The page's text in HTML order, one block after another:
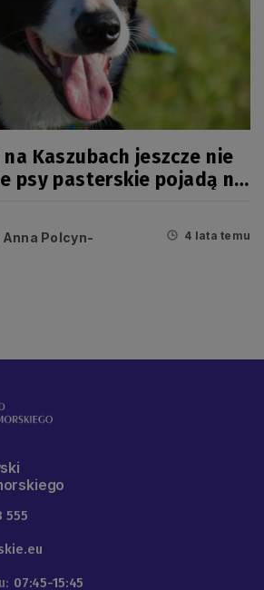
Kaszubach jeszcze nie
psy pasterskie pojadą na
Polcyn-
4 lata temu
555
07:45-15:45